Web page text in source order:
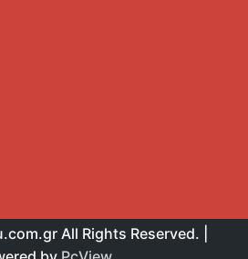
All Rights Reserved. |